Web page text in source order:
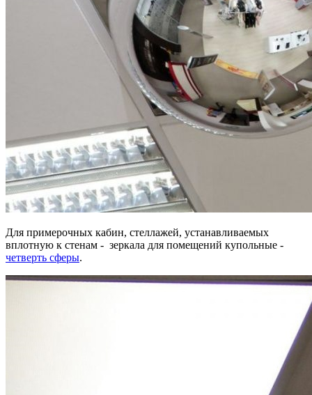
Для примерочных кабин, стеллажей, устанавливаемых
вплотную к стенам - зеркала для помещений купольные -
четверть сферы.